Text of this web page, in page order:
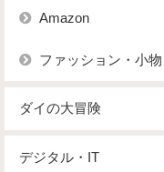
Amazon
ファッション・小物
ダイの大冒険
デジタル・IT